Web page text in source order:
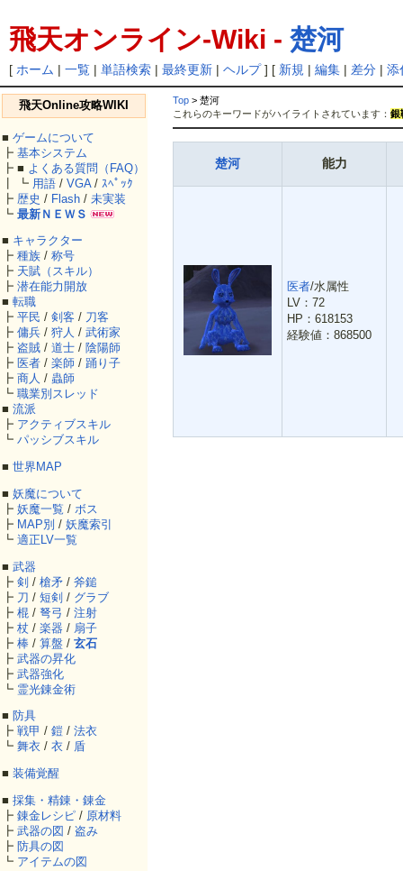
飛天オンライン-Wiki - 楚河
[ ホーム | 一覧| 単語検索| 最終更新| ヘルプ] [ 新規 | 編集| 差分| 添
飛天Online攻略WIKI
■ ゲームについて
┣ 基本システム
┣ ■ よくある質問（FAQ）
┃ ┗ 用語 / VGA/ ｽﾍﾟｯｸ
┣ 歴史 / Flash / 未実装
┗ 最新ＮＥＷＳ
■ キャラクター
┣ 種族 / 称号
┣ 天賦（スキル）
┣ 潜在能力開放
■ 転職
┣ 平民 / 剣客 / 刀客
┣ 傭兵 / 狩人 / 武術家
┣ 盗賊 / 道士 / 陰陽師
┣ 医者 / 楽師 / 踊り子
┣ 商人 / 蟲師
┗ 職業別スレッド
■ 流派
┣ アクティブスキル
┗ パッシブスキル
■ 世界MAP
■ 妖魔について
┣ 妖魔一覧 / ボス
┣ MAP別 / 妖魔索引
┗ 適正LV一覧
■ 武器
┣ 剣 / 槍矛 / 斧鎚
┣ 刀 / 短剣 / グラブ
┣ 棍 / 弩弓 / 注射
┣ 杖 / 楽器 / 扇子
┣ 棒 / 算盤 / 玄石
┣ 武器の昇化
┣ 武器強化
┗ 霊光錬金術
■ 防具
┣ 戦甲 / 鎧 / 法衣
┗ 舞衣 / 衣 / 盾
■ 装備覚醒
■ 採集・精錬・錬金
┣ 錬金レシピ / 原材料
┣ 武器の図 / 盗み
┣ 防具の図
┗ アイテムの図
Top > 楚河
これらのキーワードがハイライトされています： 銀
楚河 能力
医者/水属性
LV：72
HP：618153
経験値：868500